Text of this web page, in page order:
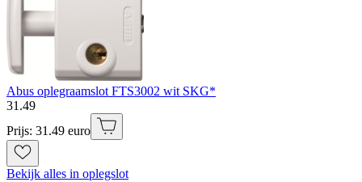
Abus oplegraamslot FTS3002 wit SKG*
31 .49
Prijs: 31.49 euro
Bekijk alles in oplegslot